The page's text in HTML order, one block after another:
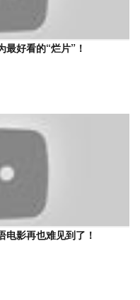
最好看的“烂片”！
电影再也难见到了！